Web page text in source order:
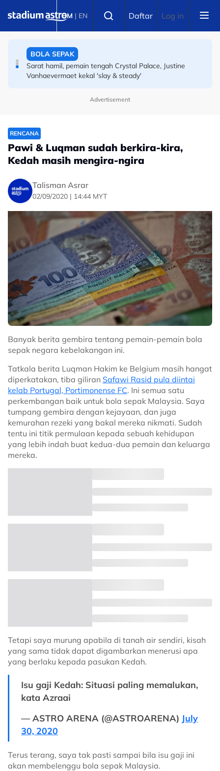
BM | EN Daftar Log in
Dekat Malaysia susah nak cari makanan sihat, jadi
BOLA SEPAK
Sarat hamil, pemain tengah Crystal Palace, Justine
Vanhaevermaet kekal 'slay & steady'
Advertisement
RENCANA
Pawi & Luqman sudah berkira-kira,
Kedah masih mengira-ngira
Talisman Asrar
02/09/2020 | 14:44 MYT
Banyak berita gembira tentang pemain-pemain bola
sepak negara kebelakangan ini.
Tatkala berita Luqman Hakim ke Belgium masih hangat
diperkatakan, tiba giliran Safawi Rasid pula diintai
kelab Portugal, Portimonense FC. Ini semua satu
perkembangan baik untuk bola sepak Malaysia. Saya
tumpang gembira dengan kejayaan, dan juga
kemurahan rezeki yang bakal mereka nikmati. Sudah
tentu ini titik permulaan kepada sebuah kehidupan
yang lebih indah buat kedua-dua pemain dan keluarga
mereka.
Tetapi saya murung apabila di tanah air sendiri, kisah
yang sama tidak dapat digambarkan menerusi apa
yang berlaku kepada pasukan Kedah.
Isu gaji Kedah: Situasi paling memalukan,
kata Azraai
— ASTRO ARENA (@ASTROARENA) July
30, 2020
Terus terang, saya tak pasti sampai bila isu gaji ini
akan membelenggu bola sepak Malaysia.